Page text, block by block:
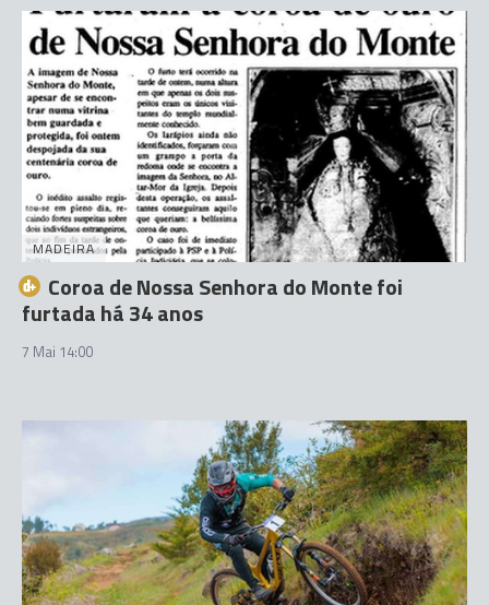
MADEIRA
Coroa de Nossa Senhora do Monte foi
furtada há 34 anos
7 Mai 14:00